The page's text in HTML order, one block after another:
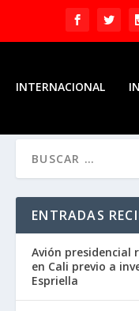
INTERNACIONAL
ENTRADAS
Avión presidencial
en Cali previo a
Espriella